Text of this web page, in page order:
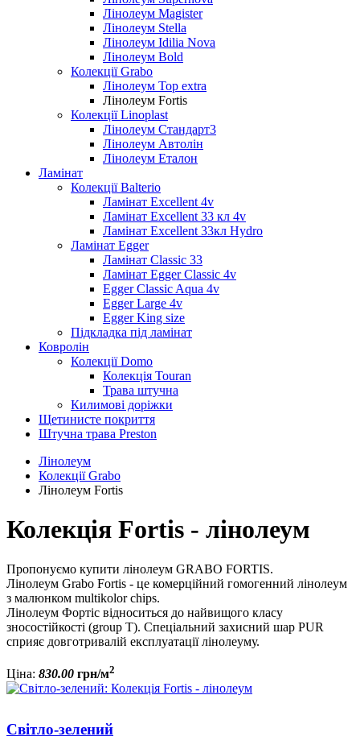
Лінолеум Magister
Лінолеум Stella
Лінолеум Idilia Nova
Лінолеум Bold
Колекції Grabo
Лінолеум Top extra
Лінолеум Fortis
Колекції Linoplast
Лінолеум Стандарт3
Лінолеум Автолін
Лінолеум Еталон
Ламінат
Колекції Balterio
Ламінат Excellent 4v
Ламінат Excellent 33 кл 4v
Ламінат Excellent 33кл Hydro
Ламінат Egger
Ламінат Classic 33
Ламінат Egger Classic 4v
Egger Classic Aqua 4v
Egger Large 4v
Egger King size
Підкладка під ламінат
Ковролін
Колекції Domo
Колекція Touran
Трава штучна
Килимові доріжки
Щетинисте покриття
Штучна трава Preston
Лінолеум
Колекції Grabo
Лінолеум Fortis
Колекція Fortis - лінолеум
Пропонуємо купити лінолеум GRABO FORTIS.
Лінолеум Grabo Fortis - це комерційний гомогенний лінолеум
з малюнком multikolor chips.
Лінолеум Фортіс відноситься до найвищого класу
зносостійкості (group T). Спеціальний захисний шар PUR
сприяє довготривалій експлуатації лінолеуму.
Ціна: 830.00 грн/м2
Світло-зелений